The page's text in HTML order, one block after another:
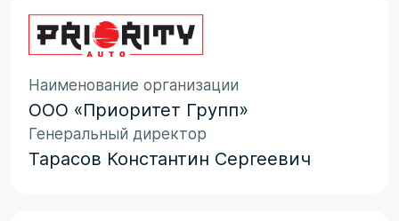
Наименование организации
ООО «Приоритет Групп»
Генеральный директор
Тарасов Константин Сергеевич